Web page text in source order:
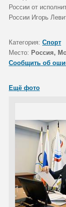
России от
России Игорь
Категория: Спорт
Место: Россия,
Сообщить об
Ещё фото